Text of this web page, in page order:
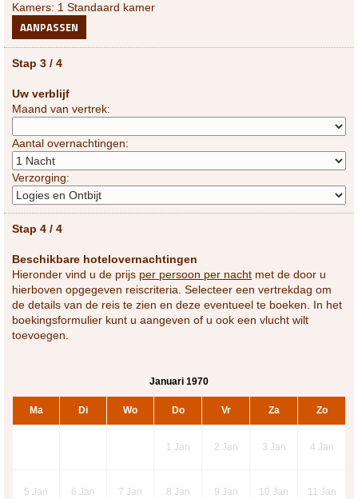
Kamers: 1 Standaard kamer
AANPASSEN
Stap 3 / 4
Uw verblijf
Maand van vertrek:
Aantal overnachtingen:
Verzorging:
Stap 4 / 4
Beschikbare hotelovernachtingen
Hieronder vind u de prijs per persoon per nacht met de door u
hierboven opgegeven reiscriteria. Selecteer een vertrekdag om
de details van de reis te zien en deze eventueel te boeken. In het
boekingsformulier kunt u aangeven of u ook een vlucht wilt
toevoegen.
Januari 1970
Ma Di Wo Do Vr Za Zo
1 Jan 2 Jan 3 Jan 4 Jan
5 Jan 6 Jan 7 Jan 8 Jan 9 Jan 10 Jan 11 Jan